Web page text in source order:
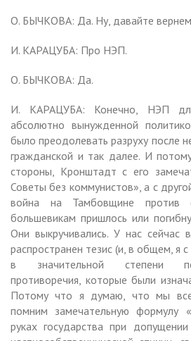
О. БЫЧКОВА: Да. Ну, давайте
И. КАРАЦУБА: Про НЭП.
О. БЫЧКОВА: Да.
И. КАРАЦУБА: Конечно, НЭП
абсолютно вынужденной
было преодолевать разруху после
гражданской и так далее. И
стороны, Кронштадт с его
Советы без коммунистов», а с
война на Тамбовщине против
большевикам пришлось или
Они выкручивались. У нас сейчас
распространен тезис (и, в общем, я
в значительной степени
противоречия, которые были
Потому что я думаю, что мы
помним замечательную формулу
руках государства при